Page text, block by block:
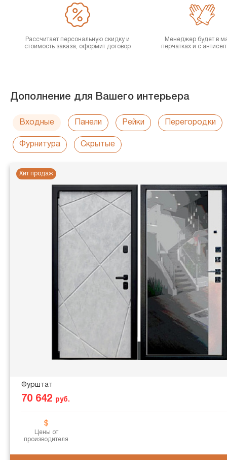
Рассчитает персональную скидку и
стоимость заказа, оформит договор
Менеджер будет в
перчатках и с
Дополнение для Вашего интерьера
Входные Панели Рейки Перегородки
Фурнитура Скрытые
Хит продаж
Фурштат
70 642 руб.
Цены от
производителя